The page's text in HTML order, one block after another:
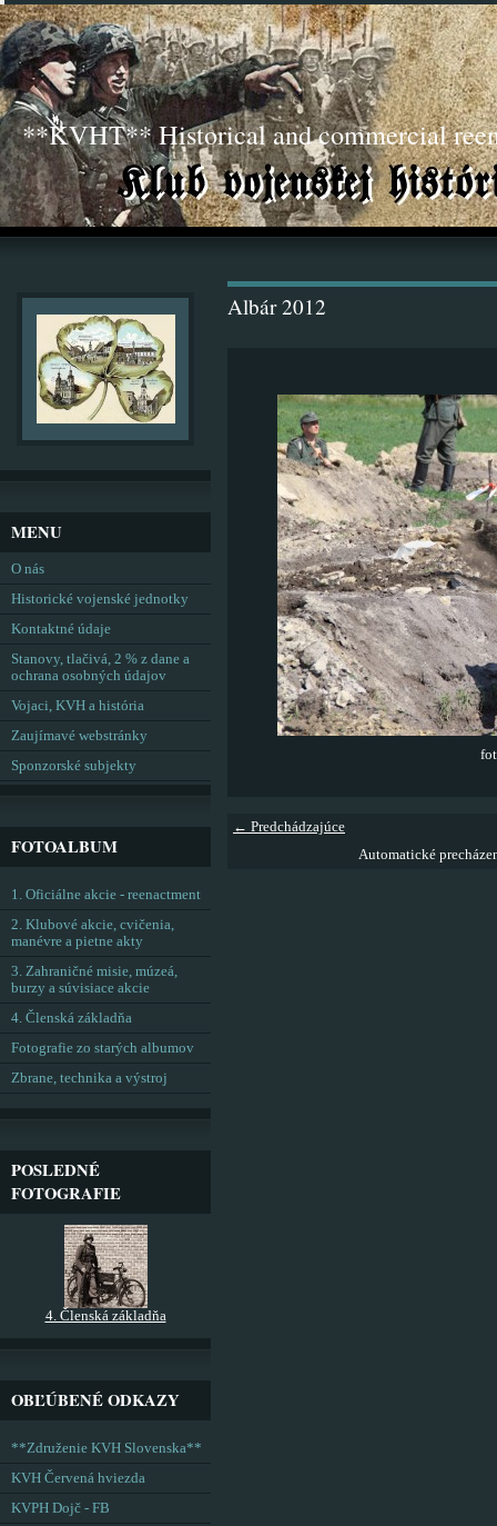
**KVHT** Historical and commercial
Albár 2012
← Predchádzajúce
Automatické
MENU
O nás
Historické vojenské jednotky
Kontaktné údaje
Stanovy, tlačivá, 2 % z dane a
ochrana osobných údajov
Vojaci, KVH a história
Zaujímavé webstránky
Sponzorské subjekty
FOTOALBUM
1. Oficiálne akcie - reenactment
2. Klubové akcie, cvičenia,
manévre a pietne akty
3. Zahraničné misie, múzeá,
burzy a súvisiace akcie
4. Členská základňa
Fotografie zo starých albumov
Zbrane, technika a výstroj
POSLEDNÉ
FOTOGRAFIE
4. Členská základňa
OBĽÚBENÉ ODKAZY
**Združenie KVH Slovenska**
KVH Červená hviezda
KVPH Dojč - FB